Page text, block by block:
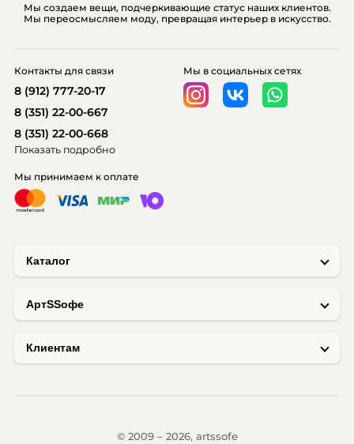
Мы создаем вещи, подчеркивающие статус наших клиентов.
Мы переосмысляем моду, превращая интерьер в искусство.
Каталог
AртSSофе
Клиентам
Мы принимаем к оплате
Мы в социальных сетях
Контакты для связи
8 (912) 777-20-17
8 (351) 22-00-667
8 (351) 22-00-668
Показать подробно
© 2009 – 2026, artssofe